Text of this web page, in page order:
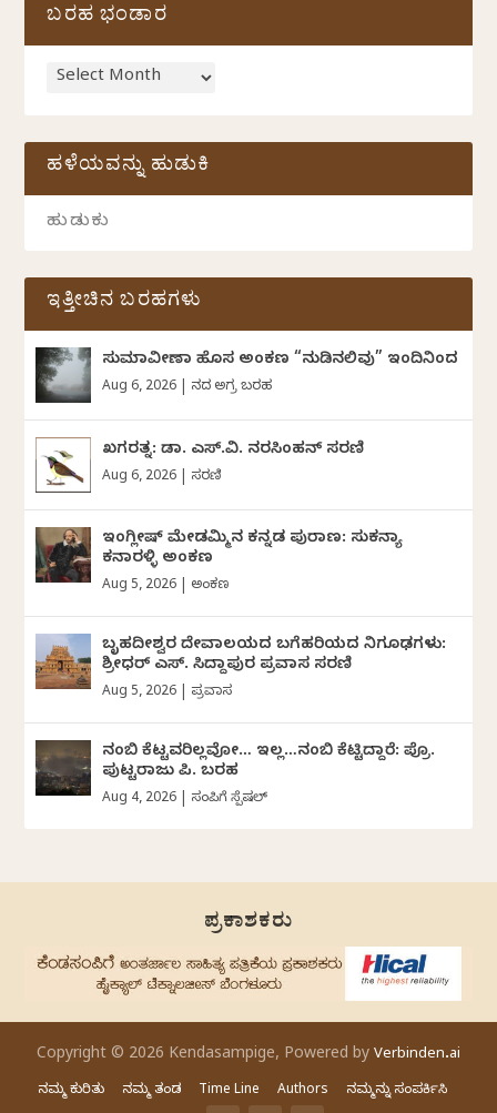
ಬರಹ ಭಂಡಾರ
ಹಳೆಯವನ್ನು ಹುಡುಕಿ
ಇತ್ತೀಚಿನ ಬರಹಗಳು
ಸುಮಾವೀಣಾ ಹೊಸ ಅಂಕಣ “ನುಡಿನಲಿವು” ಇಂದಿನಿಂದ
Aug 6, 2026 ದಿನದ ಅಗ್ರ ಬರಹ
ಖಗರತ್ನ: ಡಾ. ಎಸ್.ವಿ. ನರಸಿಂಹನ್‌‌ ಸರಣಿ
Aug 6, 2026 ಸರಣಿ
ಇಂಗ್ಲೀಷ್ ಮೇಡಮ್ಮಿನ ಕನ್ನಡ ಪುರಾಣ: ಸುಕನ್ಯಾ
ಕನಾರಳ್ಳಿ ಅಂಕಣ
Aug 5, 2026 ಅಂಕಣ
ಬೃಹದೀಶ್ವರ ದೇವಾಲಯದ ಬಗೆಹರಿಯದ ನಿಗೂಢಗಳು:
ಶ್ರೀಧರ್‌ ಎಸ್.‌ ಸಿದ್ದಾಪುರ ಪ್ರವಾಸ ಸರಣಿ
Aug 5, 2026 ಪ್ರವಾಸ
ನಂಬಿ ಕೆಟ್ಟವರಿಲ್ಲವೋ… ಇಲ್ಲ…ನಂಬಿ ಕೆಟ್ಟಿದ್ದಾರೆ: ಪ್ರೊ.
ಪುಟ್ಟರಾಜು ಪಿ. ಬರಹ
Aug 4, 2026 ಸಂಪಿಗೆ ಸ್ಪೆಷಲ್
ಪ್ರಕಾಶಕರು
Copyright © 2026 Kendasampige, Powered by Verbinden.ai
ನಮ್ಮ ಕುರಿತು ನಮ್ಮ ತಂಡ Time Line Authors ನಮ್ಮನ್ನು ಸಂಪರ್ಕಿಸಿ